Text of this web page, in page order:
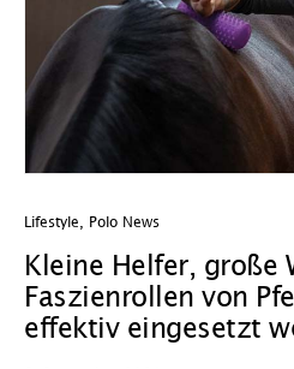
Lifestyle Polo News
Kleine Helfer, große
Faszienrollen von
effektiv eingesetzt